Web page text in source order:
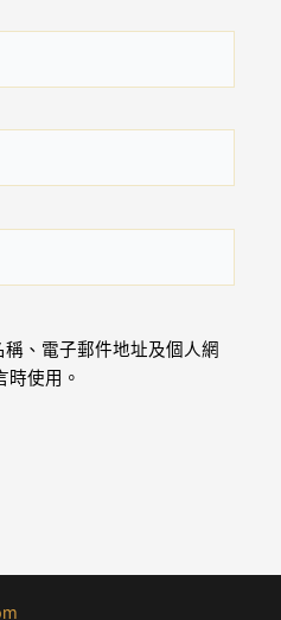
稱、電子郵件地址及個人網
時使用。